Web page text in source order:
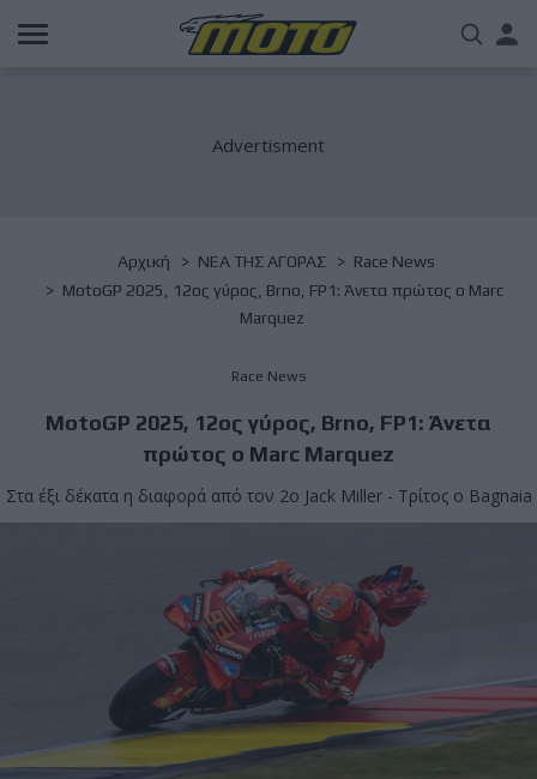
Παράκαμψη
προς
Breadcrumb
Αρχική NΕΑ ΤΗΣ ΑΓΟΡΑΣ
Race News
MotoGP 2025, 12ος γύρος, Brno, FP1: Άνετα πρώτος ο Marc
Marquez
Race News
MotoGP 2025, 12ος γύρος, Brno, FP1: Άνετα
πρώτος ο Marc Marquez
Στα έξι δέκατα η διαφορά από τον 2ο Jack Miller - Τρίτος ο Bagnaia